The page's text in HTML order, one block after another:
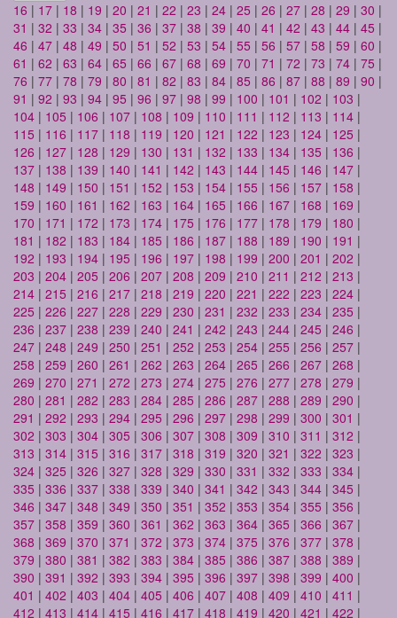
16 | 17 | 18 | 19 | 20 | 21 | 22 | 23 | 24 | 25 | 26 | 27 | 28 | 29 | 30 |
31 | 32 | 33 | 34 | 35 | 36 | 37 | 38 | 39 | 40 | 41 | 42 | 43 | 44 | 45 |
46 | 47 | 48 | 49 | 50 | 51 | 52 | 53 | 54 | 55 | 56 | 57 | 58 | 59 | 60 |
61 | 62 | 63 | 64 | 65 | 66 | 67 | 68 | 69 | 70 | 71 | 72 | 73 | 74 | 75 |
76 | 77 | 78 | 79 | 80 | 81 | 82 | 83 | 84 | 85 | 86 | 87 | 88 | 89 | 90 |
91 | 92 | 93 | 94 | 95 | 96 | 97 | 98 | 99 | 100 | 101 | 102 | 103 |
104 | 105 | 106 | 107 | 108 | 109 | 110 | 111 | 112 | 113 | 114 |
115 | 116 | 117 | 118 | 119 | 120 | 121 | 122 | 123 | 124 | 125 |
126 | 127 | 128 | 129 | 130 | 131 | 132 | 133 | 134 | 135 | 136 |
137 | 138 | 139 | 140 | 141 | 142 | 143 | 144 | 145 | 146 | 147 |
148 | 149 | 150 | 151 | 152 | 153 | 154 | 155 | 156 | 157 | 158 |
159 | 160 | 161 | 162 | 163 | 164 | 165 | 166 | 167 | 168 | 169 |
170 | 171 | 172 | 173 | 174 | 175 | 176 | 177 | 178 | 179 | 180 |
181 | 182 | 183 | 184 | 185 | 186 | 187 | 188 | 189 | 190 | 191 |
192 | 193 | 194 | 195 | 196 | 197 | 198 | 199 | 200 | 201 | 202 |
203 | 204 | 205 | 206 | 207 | 208 | 209 | 210 | 211 | 212 | 213 |
214 | 215 | 216 | 217 | 218 | 219 | 220 | 221 | 222 | 223 | 224 |
225 | 226 | 227 | 228 | 229 | 230 | 231 | 232 | 233 | 234 | 235 |
236 | 237 | 238 | 239 | 240 | 241 | 242 | 243 | 244 | 245 | 246 |
247 | 248 | 249 | 250 | 251 | 252 | 253 | 254 | 255 | 256 | 257 |
258 | 259 | 260 | 261 | 262 | 263 | 264 | 265 | 266 | 267 | 268 |
269 | 270 | 271 | 272 | 273 | 274 | 275 | 276 | 277 | 278 | 279 |
280 | 281 | 282 | 283 | 284 | 285 | 286 | 287 | 288 | 289 | 290 |
291 | 292 | 293 | 294 | 295 | 296 | 297 | 298 | 299 | 300 | 301 |
302 | 303 | 304 | 305 | 306 | 307 | 308 | 309 | 310 | 311 | 312 |
313 | 314 | 315 | 316 | 317 | 318 | 319 | 320 | 321 | 322 | 323 |
324 | 325 | 326 | 327 | 328 | 329 | 330 | 331 | 332 | 333 | 334 |
335 | 336 | 337 | 338 | 339 | 340 | 341 | 342 | 343 | 344 | 345 |
346 | 347 | 348 | 349 | 350 | 351 | 352 | 353 | 354 | 355 | 356 |
357 | 358 | 359 | 360 | 361 | 362 | 363 | 364 | 365 | 366 | 367 |
368 | 369 | 370 | 371 | 372 | 373 | 374 | 375 | 376 | 377 | 378 |
379 | 380 | 381 | 382 | 383 | 384 | 385 | 386 | 387 | 388 | 389 |
390 | 391 | 392 | 393 | 394 | 395 | 396 | 397 | 398 | 399 | 400 |
401 | 402 | 403 | 404 | 405 | 406 | 407 | 408 | 409 | 410 | 411 |
412 | 413 | 414 | 415 | 416 | 417 | 418 | 419 | 420 | 421 | 422 |